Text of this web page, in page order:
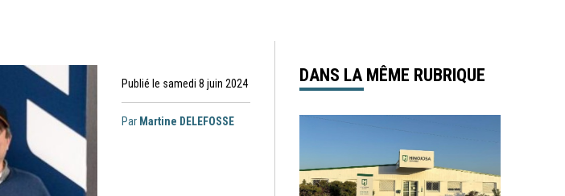
Publié le samedi 8 juin 2024
Par Martine DELEFOSSE
DANS LA MÊME RUBRIQUE